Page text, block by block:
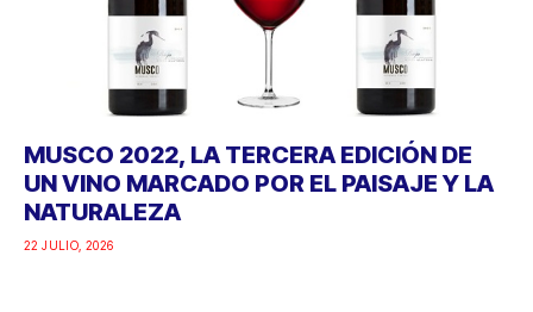
MUSCO 2022, LA TERCERA EDICIÓN DE
UN VINO MARCADO POR EL PAISAJE Y LA
NATURALEZA
22 JULIO, 2026